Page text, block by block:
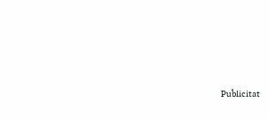
Publicitat